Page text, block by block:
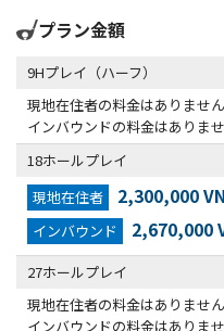
プラン金額
9Hプレイ（ハーフ）
現地在住者の料金はありません
インバウンドの料金はありませ
18ホールプレイ
現地在住者
2,300,000
インバウンド
2,670,000
27ホールプレイ
現地在住者の料金はありません
インバウンドの料金はありませ